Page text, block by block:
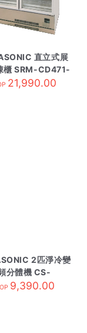
直立式展
櫃 SRM-CD471-
L
21,990.00
2匹淨冷變
分體機 CS-
R32 內
9,390.00